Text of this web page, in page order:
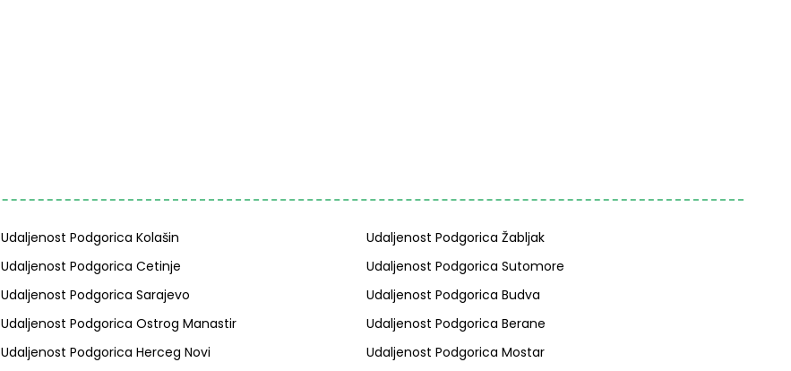
Udaljenost Podgorica Kolašin
Udaljenost Podgorica Žabljak
Udaljenost Podgorica Cetinje
Udaljenost Podgorica Sutomore
Udaljenost Podgorica Sarajevo
Udaljenost Podgorica Budva
Udaljenost Podgorica Ostrog Manastir
Udaljenost Podgorica Berane
Udaljenost Podgorica Herceg Novi
Udaljenost Podgorica Mostar